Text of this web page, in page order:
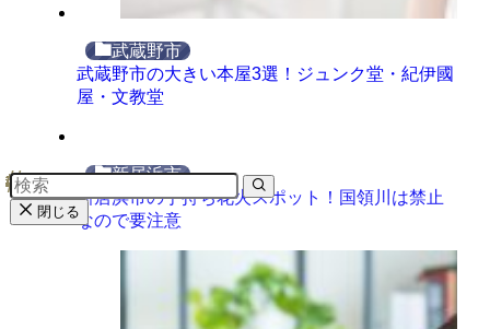
武蔵野市
武蔵野市の大きい本屋3選！ジュンク堂・紀伊國
屋・文教堂
新居浜市
新居浜市の手持ち花火スポット！国領川は禁止
なので要注意
閉じる